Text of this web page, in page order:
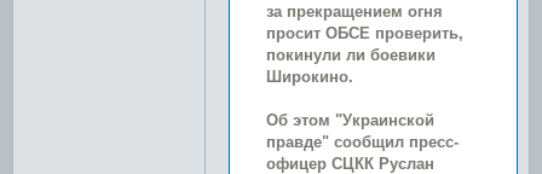
за прекращением огня
просит ОБСЕ проверить,
покинули ли боевики
Широкино.
Об этом "Украинской
правде" сообщил пресс-
офицер СЦКК Руслан